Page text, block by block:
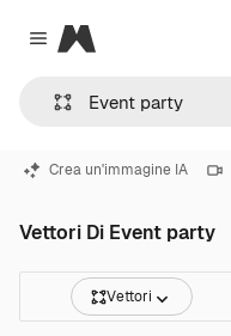
Close menu
Magnific
Crea un'immagine IA
Vettori Di Event party
Vettori